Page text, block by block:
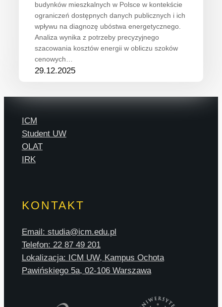
budynków mieszkalnych w Polsce w kontekście
ograniczeń dostępnych danych publicznych i ich
wpływu na diagnozę ubóstwa energetycznego.
Analiza wynika z potrzeby precyzyjnego
szacowania kosztów energii w obliczu szoków
cenowych…
29.12.2025
ICM
Student UW
OLAT
IRK
KONTAKT
Email: studia@icm.edu.pl
Telefon: 22 87 49 201
Lokalizacja: ICM UW, Kampus Ochota
Pawińskiego 5a, 02-106 Warszawa